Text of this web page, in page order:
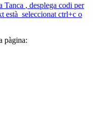
Tanca , desplega codi per
està seleccionat ctrl+c o
pàgina: